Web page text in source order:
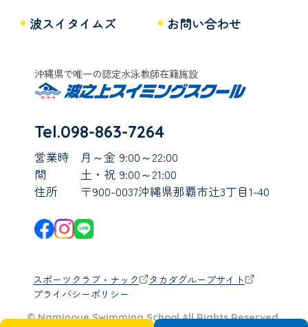
波スイタイムズ
お問い合わせ
沖縄県で唯一の認定水泳教師在籍施設
Tel.098-863-7264
営業時
間
月～金 9:00～22:00
土・祝 9:00～21:00
住所
〒900-0037沖縄県那覇市辻3丁目1-40
スポーツクラブ・ナック
タカダグループサイト
プライバシーポリシー
© Naminoue Swimming School All Rights Reserved.